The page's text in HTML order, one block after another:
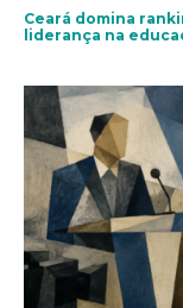
Ceará domina
liderança na